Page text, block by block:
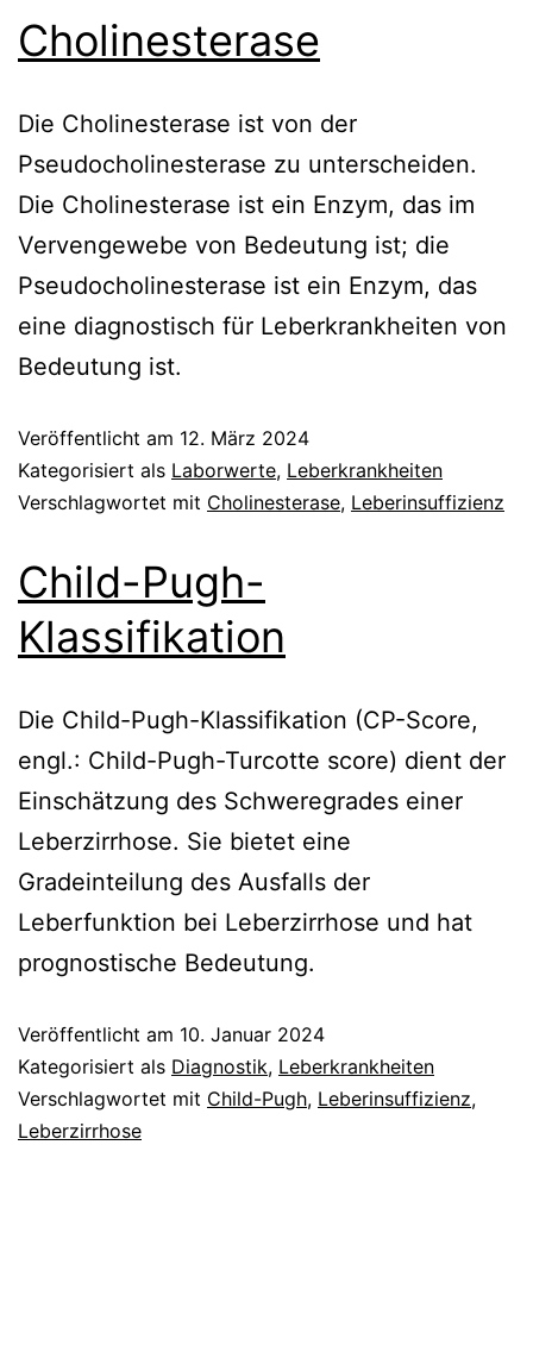
Cholinesterase
Die Cholinesterase ist von der
Pseudocholinesterase zu unterscheiden.
Die Cholinesterase ist ein Enzym, das im
Vervengewebe von Bedeutung ist; die
Pseudocholinesterase ist ein Enzym, das
eine diagnostisch für Leberkrankheiten von
Bedeutung ist.
Veröffentlicht am 12. März 2024
Kategorisiert als Laborwerte, Leberkrankheiten
Verschlagwortet mit Cholinesterase, Leberinsuffizienz
Child-Pugh-
Klassifikation
Die Child-Pugh-Klassifikation (CP-Score,
engl.: Child-Pugh-Turcotte score) dient der
Einschätzung des Schweregrades einer
Leberzirrhose. Sie bietet eine
Gradeinteilung des Ausfalls der
Leberfunktion bei Leberzirrhose und hat
prognostische Bedeutung.
Veröffentlicht am 10. Januar 2024
Kategorisiert als Diagnostik, Leberkrankheiten
Verschlagwortet mit Child-Pugh, Leberinsuffizienz,
Leberzirrhose